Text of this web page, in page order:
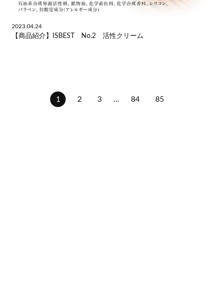
2023.04.24
【商品紹介】ISBEST No.2 活性クリーム
1 2 3 … 84 85